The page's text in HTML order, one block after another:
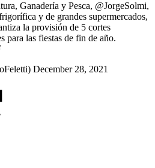
Ganadería y Pesca, @JorgeSolmi,
y de grandes supermercados,
la provisión de 5 cortes
para las fiestas de fin de año.
December 28, 2021